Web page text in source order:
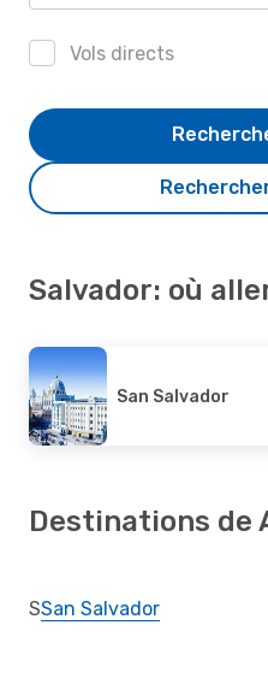
Vols directs
Salvador: où
San Salvador
Destinations de
SSan Salvador